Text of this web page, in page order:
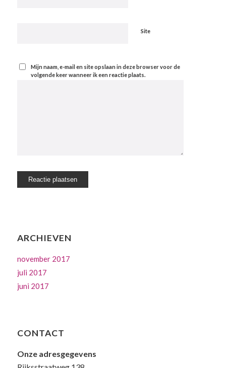
Site
Mijn naam, e-mail en site opslaan in deze browser voor de
volgende keer wanneer ik een reactie plaats.
ARCHIEVEN
november 2017
juli 2017
juni 2017
CONTACT
Onze adresgegevens